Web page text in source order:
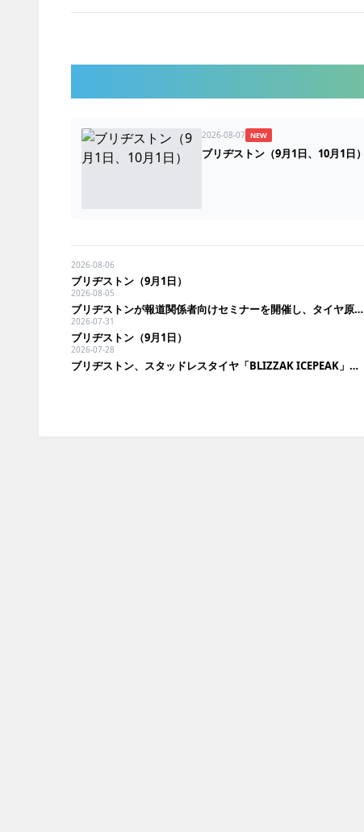
2026-08-07 NEW
ブリヂストン（9月1日、10月1日）
2026-08-06
ブリヂストン（9月1日）
2026-08-05
ブリヂストンが報道関係者向けセミナーを開催し、タイヤ原材料と「走る実験室」を紹介
2026-07-31
ブリヂストン（9月1日）
2026-07-28
ブリヂストン、スタッドレスタイヤ「BLIZZAK ICEPEAK」を発売